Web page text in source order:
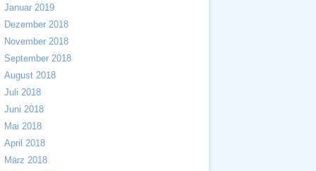
Januar 2019
Dezember 2018
November 2018
September 2018
August 2018
Juli 2018
Juni 2018
Mai 2018
April 2018
März 2018